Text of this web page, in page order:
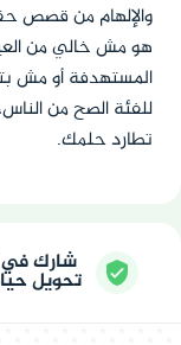
والإلهام من قصص
هو مش خالي من
المستهدفة أو مش
للفئة الصح من
تطارد حلمك.
شارك في
تحويل